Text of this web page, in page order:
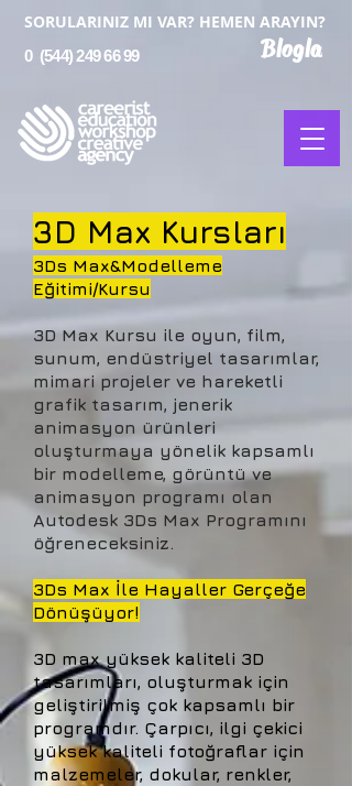
Blogla
SORULARINIZ MI VAR? HEMEN ARAYIN?
0 (544) 249 66 99
3D Max Kursları
3Ds Max&Modelleme
Eğitimi/Kursu
3D Max Kursu ile oyun, film,
sunum, endüstriyel tasarımlar,
mimari projeler ve hareketli
grafik tasarım, jenerik
animasyon ürünleri
oluşturmaya yönelik kapsamlı
bir modelleme, görüntü ve
animasyon programı olan
Autodesk 3Ds Max Programını
öğreneceksiniz.
3Ds Max İle Hayaller Gerçeğe
Dönüşüyor!
3D max yüksek kaliteli 3D
tasarımları, oluşturmak için
geliştirilmiş çok kapsamlı bir
programdır. Çarpıcı, ilgi çekici
yüksek kaliteli fotoğraflar için
malzemeler, dokular, renkler,